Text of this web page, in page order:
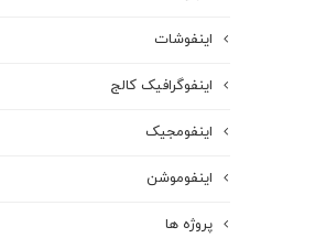
اینفوشات
اینفوگرافیک کالج
اینفومجیک
اینفوموشن
پروژه ها